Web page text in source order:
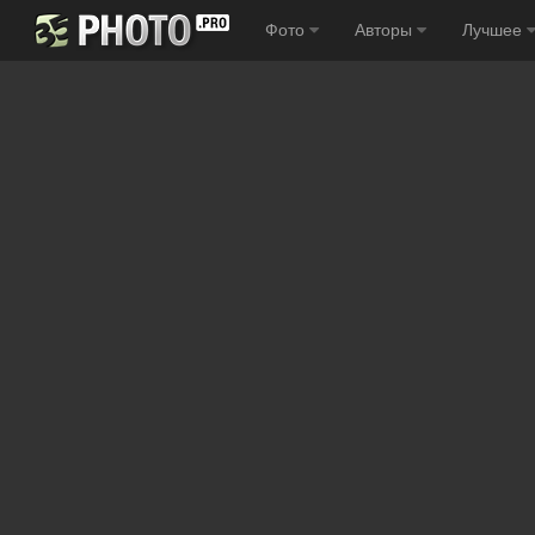
Фото Авторы Лучшее